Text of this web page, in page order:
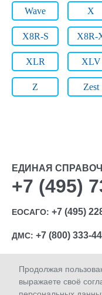
Wave X
X8R-S X8R-
XLR XLV
Z Zest
Продолжая
выражаете своё
ЕДИНАЯ
+7 (495)
ЕОСАГО: +7 (495)
ДМС: +7 (800) 333-